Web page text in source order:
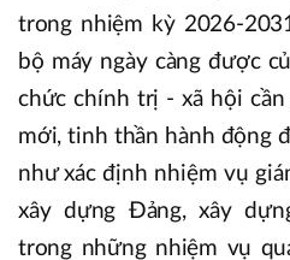
trong nhiệm kỳ 2026-
bộ máy ngày càng được
chức chính trị - xã hội
mới, tinh thần hành động
như xác định nhiệm vụ
xây dựng Đảng, xây
trong những nhiệm vụ